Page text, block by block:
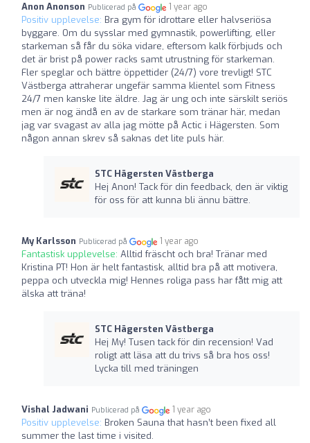
Anon Anonson Publicerad på 1 year ago
Positiv upplevelse: Bra gym för idrottare eller halvseriösa
byggare. Om du sysslar med gymnastik, powerlifting, eller
starkeman så får du söka vidare, eftersom kalk förbjuds och
det är brist på power racks samt utrustning för starkeman.
Fler speglar och bättre öppettider (24/7) vore trevligt! STC
Västberga attraherar ungefär samma klientel som Fitness
24/7 men kanske lite äldre. Jag är ung och inte särskilt seriös
men är nog ändå en av de starkare som tränar här, medan
jag var svagast av alla jag mötte på Actic i Hägersten. Som
någon annan skrev så saknas det lite puls här.
STC Hägersten Västberga
Hej Anon! Tack för din feedback, den är viktig
för oss för att kunna bli ännu bättre.
My Karlsson Publicerad på 1 year ago
Fantastisk upplevelse: Alltid fräscht och bra! Tränar med
Kristina PT! Hon är helt fantastisk, alltid bra på att motivera,
peppa och utveckla mig! Hennes roliga pass har fått mig att
älska att träna!
STC Hägersten Västberga
Hej My! Tusen tack för din recension! Vad
roligt att läsa att du trivs så bra hos oss!
Lycka till med träningen
Vishal Jadwani Publicerad på 1 year ago
Positiv upplevelse: Broken Sauna that hasn’t been fixed all
summer the last time i visited.